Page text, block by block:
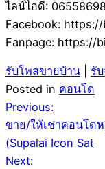
ไลน์ไอดี:
Facebook:
Fanpage: https://
รับโพสขายบ้าน
รั
Posted in คอนโด
Post
Previous:
ขาย/ให้เช่าคอนโด
(Supalai Icon Sat
Next: